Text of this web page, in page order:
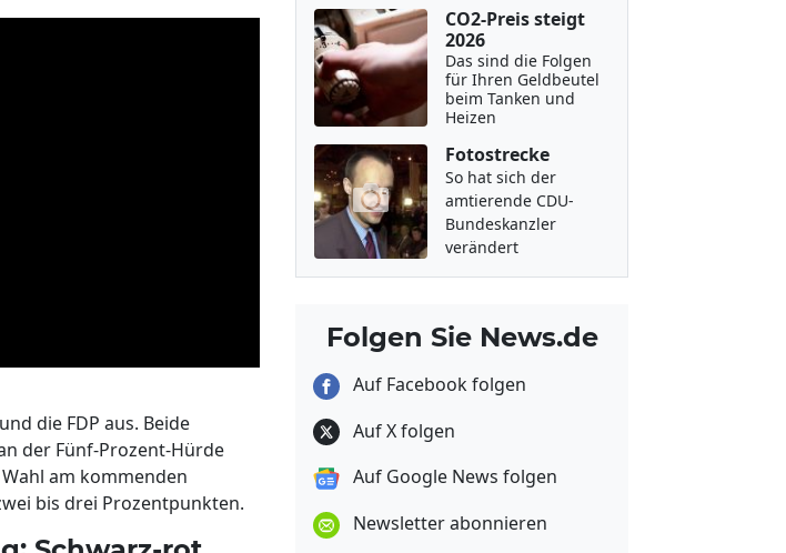
die FDP aus. Beide
der Fünf-Prozent-Hürde
am kommenden
bis drei Prozentpunkten.
CO2-Preis steigt
2026
Das sind die Folgen
für Ihren Geldbeutel
beim Tanken und
Heizen
Fotostrecke
So hat sich der
amtierende CDU-
Bundeskanzler
verändert
Folgen Sie News.de
Auf Facebook folgen
Auf X folgen
Auf Google News folgen
Newsletter abonnieren